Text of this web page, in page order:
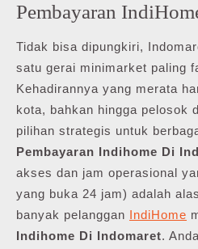
Pembayaran
Tidak bisa dipungkiri,
satu gerai minimarket paling
Kehadirannya yang merata
kota, bahkan hingga pelosok
pilihan strategis untuk
Pembayaran Indihome Di
akses dan jam operasional
yang buka 24 jam) adalah
banyak pelanggan
IndiHome
Indihome Di Indomaret.